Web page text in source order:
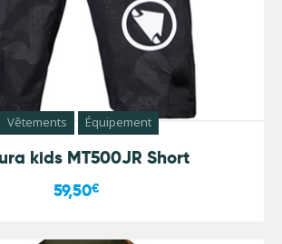
Vêtements Équipement
kids MT500JR Short
59,50€